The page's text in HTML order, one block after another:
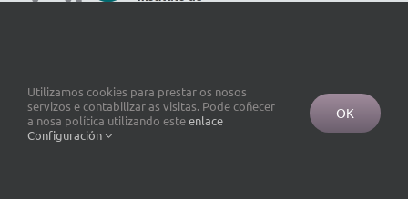
Utilizamos cookies para prestar os nosos
servizos e contabilizar as visitas. Pode coñecer
a nosa política utilizando esteenlace
Configuración
OK